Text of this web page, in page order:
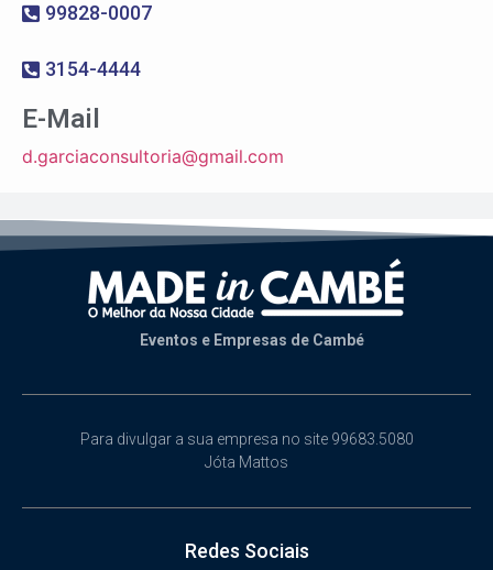
99828-0007
3154-4444
E-Mail
d.garciaconsultoria@gmail.com
Eventos e Empresas de Cambé
Para divulgar a sua empresa no site 99683.5080
Jóta Mattos
Redes Sociais